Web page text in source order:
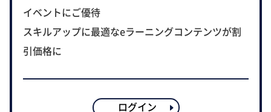
イベントにご優待
スキルアップに最適なeラーニングコンテンツが割
引価格に
ログイン